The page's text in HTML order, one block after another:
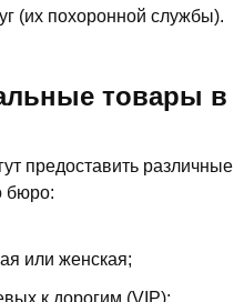
(их похоронной службы).
товары в
предоставить
бюро:
или женская;